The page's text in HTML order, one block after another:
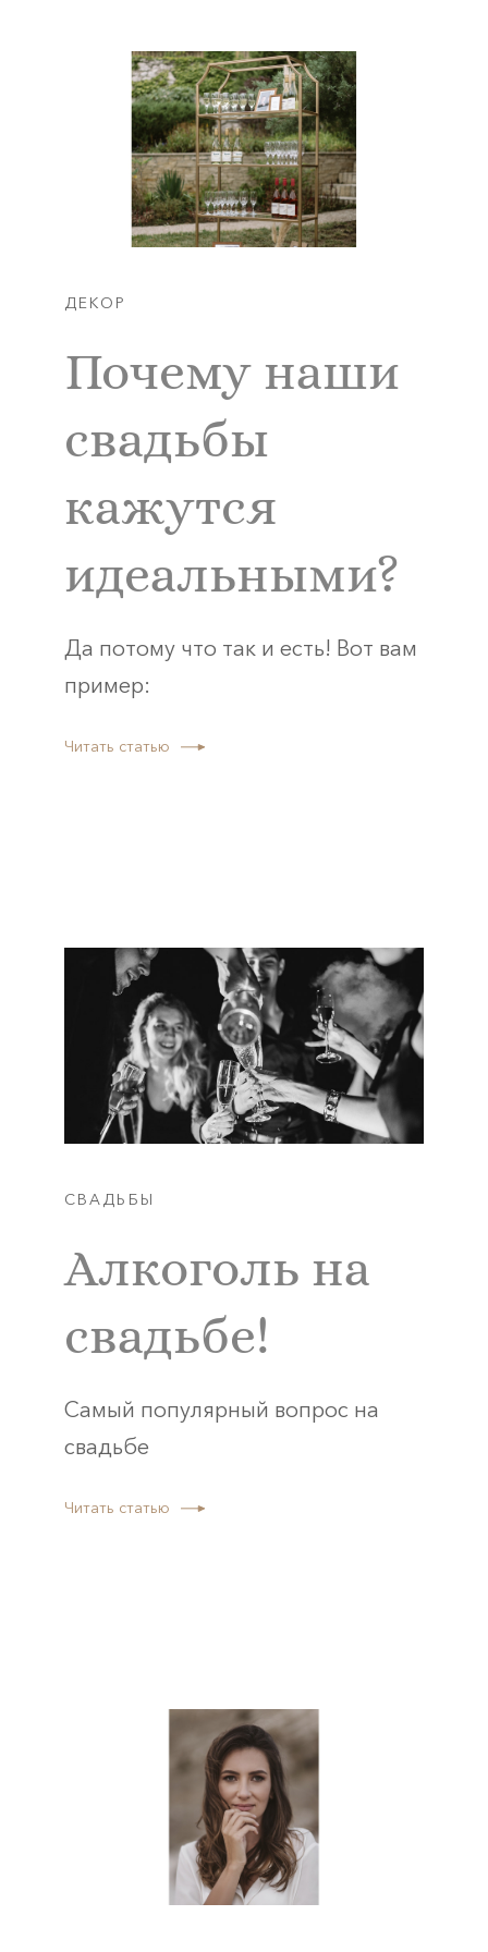
ДЕКОР
Почему наши
свадьбы
кажутся
идеальными?
Да потому что так и есть! Вот вам
пример:
Читать статью
СВАДЬБЫ
Алкоголь на
свадьбе!
Самый популярный вопрос на
свадьбе
Читать статью